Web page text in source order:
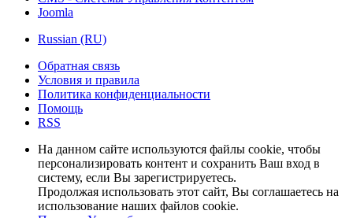
Joomla
Russian (RU)
Обратная связь
Условия и правила
Политика конфиденциальности
Помощь
RSS
На данном сайте используются файлы cookie, чтобы
персонализировать контент и сохранить Ваш вход в
систему, если Вы зарегистрируетесь.
Продолжая использовать этот сайт, Вы соглашаетесь на
использование наших файлов cookie.